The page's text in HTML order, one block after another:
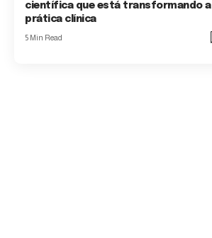
científica que está transformando a
prática clínica
5 Min Read